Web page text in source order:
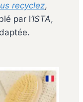
recyclez,
par l‘ISTA,